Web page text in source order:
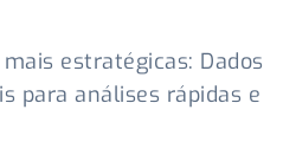
estratégicas: Dados
para análises rápidas e